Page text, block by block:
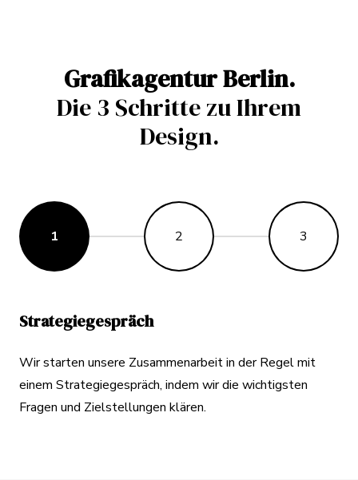
Grafikagentur Berlin.
Die 3 Schritte zu Ihrem
Design.
1 2 3
Strategiegespräch
Wir starten unsere Zusammenarbeit in der Regel mit
einem Strategiegespräch, indem wir die wichtigsten
Fragen und Zielstellungen klären.